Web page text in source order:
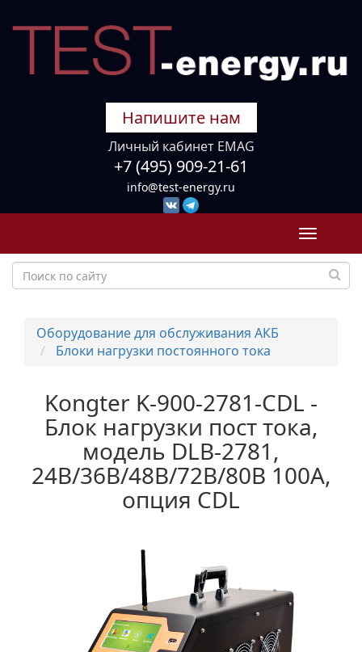
Напишите нам
Личный кабинет EMAG
+7 (495) 909-21-61
info@test-energy.ru
Toggle
Оборудование для обслуживания АКБ
Блоки нагрузки постоянного тока
Kongter K-900-2781-CDL -
Блок нагрузки пост тока,
модель DLB-2781,
24В/36В/48В/72В/80В 100А,
опция CDL